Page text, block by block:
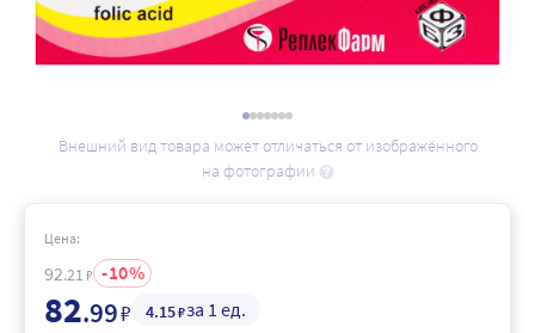
Внешний вид товара может отличаться от изображённого
на фотографии
Цена:
92.21 ₽ 10
82.99₽ 4.15₽за 1 ед.